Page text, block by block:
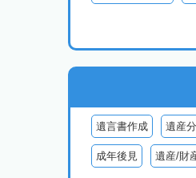
島牧郡島牧村 寿
岩内郡共和町 岩
余市郡仁木町 余
空知郡上富良野町
遺言書作成 遺産
成年後見 遺産/財